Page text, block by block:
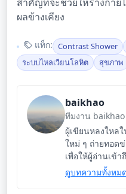
ผลข้างเคียง
แท็ก: Contrast Shower
ระบบไหลเวียนโลหิต
สุขภาพ
baikhao
ทีมงาน baikhao
ผู้เขียนหลงใหล
ใหม่ ๆ ถ่ายทอด
เพื่อให้ผู้อ่านเข้
ดูบทความทั้งหมด